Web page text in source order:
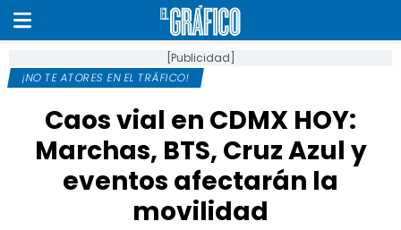
[Publicidad]
¡NO TE ATORES EN EL TRÁFICO!
Caos vial en CDMX HOY:
Marchas, BTS, Cruz Azul y
eventos afectarán la
movilidad